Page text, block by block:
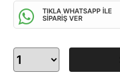
TIKLA WHATSAPP İLE
SİPARİŞ VER